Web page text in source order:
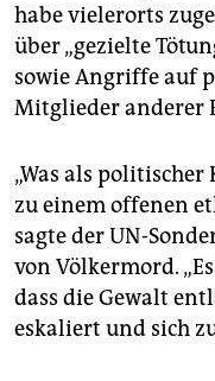
epaper login
habe vielerorts
über „gezielte
sowie Angriffe auf
Mitglieder anderer
„Was als
zu einem offenen
sagte der UN-
von Völkermord.
dass die Gewalt
eskaliert und sich